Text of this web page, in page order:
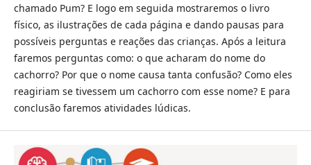
chamado Pum? E logo em seguida mostraremos o livro
físico, as ilustrações de cada página e dando pausas para
possíveis perguntas e reações das crianças. Após a leitura
faremos perguntas como: o que acharam do nome do
cachorro? Por que o nome causa tanta confusão? Como eles
reagiriam se tivessem um cachorro com esse nome? E para
conclusão faremos atividades lúdicas.